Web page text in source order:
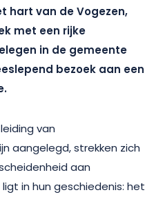
hart van de Vogezen,
met een rijke
in de gemeente
bezoek aan een
van
aangelegd, strekken zich
aan
in hun geschiedenis: het